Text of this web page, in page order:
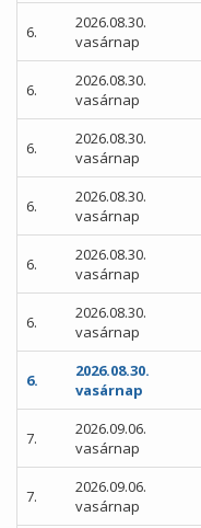
6.
2026.08.30.
vasárnap
6.
2026.08.30.
vasárnap
6.
2026.08.30.
vasárnap
6.
2026.08.30.
vasárnap
6.
2026.08.30.
vasárnap
6.
2026.08.30.
vasárnap
6.
2026.08.30.
vasárnap
7.
2026.09.06.
vasárnap
7.
2026.09.06.
vasárnap